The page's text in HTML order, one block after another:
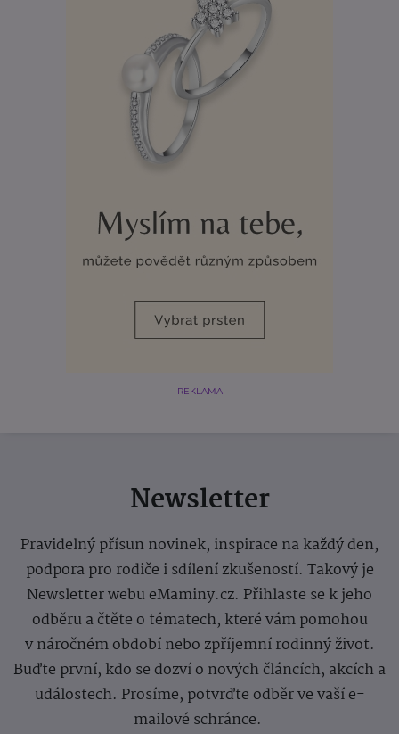
REKLAMA
Newsletter
Pravidelný přísun novinek, inspirace na každý den,
podpora pro rodiče i sdílení zkušeností. Takový je
Newsletter webu eMaminy.cz. Přihlaste se k jeho
odběru a čtěte o tématech, které vám pomohou
v náročném období nebo zpříjemní rodinný život.
Buďte první, kdo se dozví o nových článcích, akcích a
událostech. Prosíme, potvrďte odběr ve vaší e-
mailové schránce.